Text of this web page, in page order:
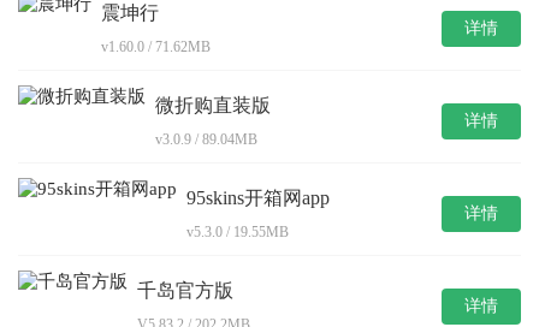
震坤行
v1.60.0 / 71.62MB
详情
微折购直装版
v3.0.9 / 89.04MB
详情
95skins开箱网app
v5.3.0 / 19.55MB
详情
千岛官方版
详情